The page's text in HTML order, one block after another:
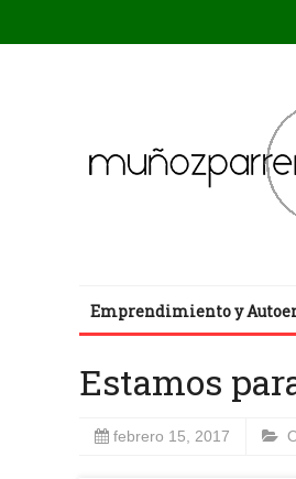
Emprendimiento y
Estamos
febrero 15, 2017